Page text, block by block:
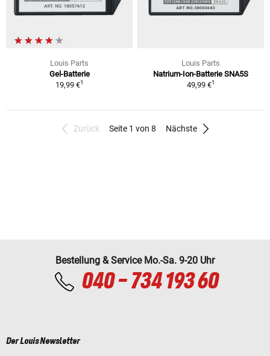
Louis Parts
Gel-Batterie
19,99 €1
Louis Parts
Natrium-Ion-Batterie SNA5S
49,99 €1
Zurück Seite 1 von 8 Nächste
Bestellung & Service Mo.-Sa. 9-20 Uhr
040 - 734 193 60
Der Louis Newsletter